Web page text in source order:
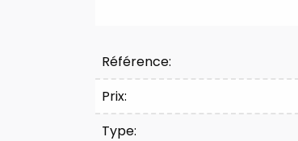
Référence:
Prix:
Type: